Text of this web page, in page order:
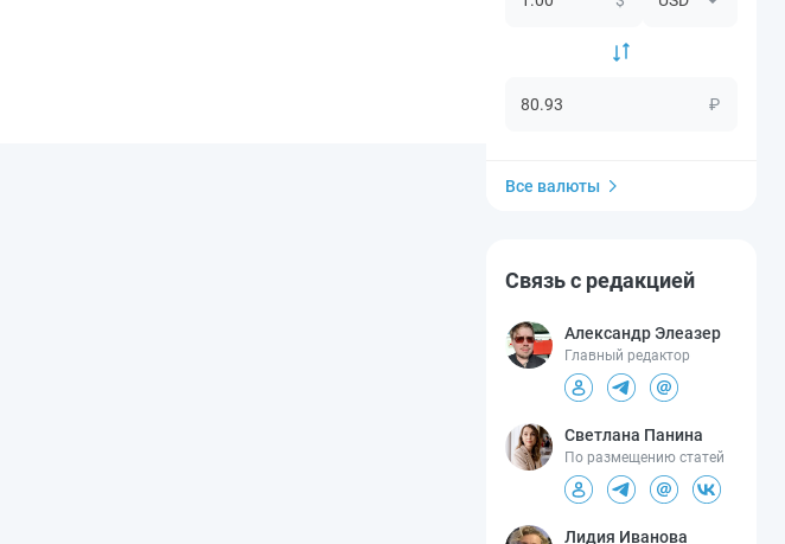
₽
Все валюты
Связь с редакцией
Александр Элеазер
Главный редактор
Светлана Панина
По размещению статей
Лидия Иванова